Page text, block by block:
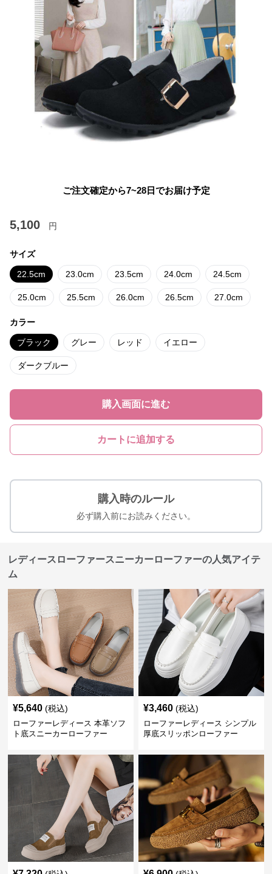
ご注文確定から7~28日でお届け予定
5,100 円
サイズ
22.5cm 23.0cm 23.5cm 24.0cm 24.5cm
25.0cm 25.5cm 26.0cm 26.5cm 27.0cm
カラー
ブラック グレー レッド イエロー
ダークブルー
購入画面に進む
カートに追加する
購入時のルール
必ず購入前にお読みください。
レディースローファースニーカーローファーの人気アイテ
ム
¥5,640 (税込)
ローファーレディース 本革ソフ
ト底スニーカーローファー
¥3,460 (税込)
ローファーレディース シンプル
厚底スリッポンローファー